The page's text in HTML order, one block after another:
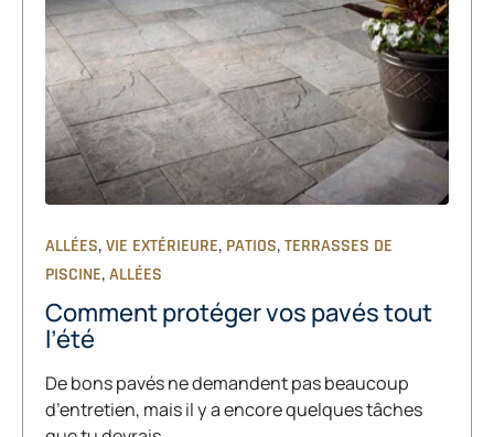
ALLÉES,VIE EXTÉRIEURE, PATIOS,TERRASSES DE
PISCINE,ALLÉES
Comment protéger vos pavés tout
l’été
De bons pavés ne demandent pas beaucoup
d’entretien, mais il y a encore quelques tâches